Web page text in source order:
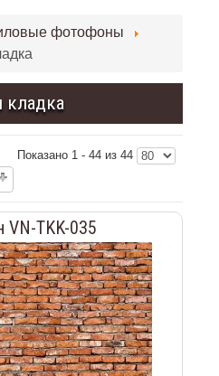
фотофоны
кладка
Показано 1 - 44 из 44
TKK-035